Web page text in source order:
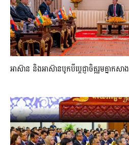
អាស៊ាន និងអាស៊ានបូកបីប្តេជ្ញាចិត្តរួមគ្នាកស